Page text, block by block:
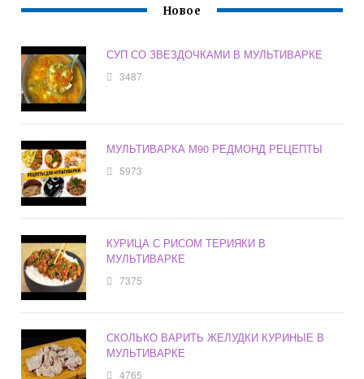
Новое
СУП СО ЗВЕЗДОЧКАМИ В МУЛЬТИВАРКЕ
3487
МУЛЬТИВАРКА М90 РЕДМОНД РЕЦЕПТЫ
5973
КУРИЦА С РИСОМ ТЕРИЯКИ В
МУЛЬТИВАРКЕ
7375
СКОЛЬКО ВАРИТЬ ЖЕЛУДКИ КУРИНЫЕ В
МУЛЬТИВАРКЕ
4765